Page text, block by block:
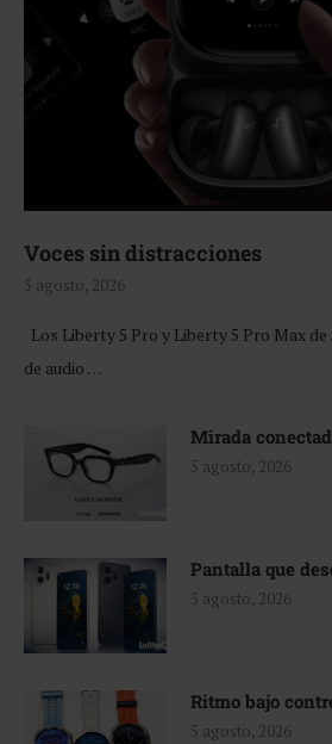
Voces sin distracciones
5 agosto, 2026
Los Liberty 5 Pro y Liberty 5 Pro Max
de audio …
Mirada
5 agosto, 2026
Pantalla que
5 agosto, 2026
Ritmo bajo
5 agosto, 2026